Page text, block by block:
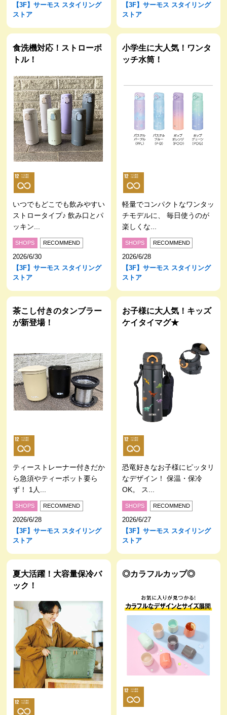
【3F】サーモス スタイリング
ストア
【3F】サーモス スタイリング
ストア
食洗機対応！ストローボ
トル！
いつでもどこでも飲みやすい
ストロータイプ♪ 飲み口とパ
ッキン...
SHOPS RECOMMEND
2026/6/30
【3F】サーモス スタイリング
ストア
小学生に大人気！ワンタ
ッチ水筒！
軽量でコンパクトなワンタッ
チモデルに、 毎日使うのが
楽しくな...
SHOPS RECOMMEND
2026/6/28
【3F】サーモス スタイリング
ストア
茶こし付きのタンブラー
が新登場！
ティーストレーナー付きだか
ら急須やティーポット要ら
ず！ 1人...
SHOPS RECOMMEND
2026/6/28
【3F】サーモス スタイリング
ストア
お子様に大人気！キッズ
ケイタイマグ★
恐竜好きなお子様にピッタリ
なデザイン！ 保温・保冷
OK。 ス...
SHOPS RECOMMEND
2026/6/27
【3F】サーモス スタイリング
ストア
夏大活躍！大容量保冷バ
ック！
◎カラフルカップ◎